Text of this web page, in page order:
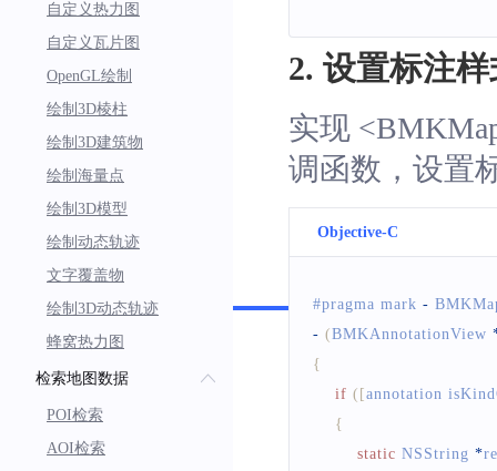
自定义热力图
自定义瓦片图
OpenGL绘制
绘制3D棱柱
绘制3D建筑物
绘制海量点
绘制3D模型
绘制动态轨迹
文字覆盖物
绘制3D动态轨迹
蜂窝热力图
检索地图数据
POI检索
AOI检索
2. 设置标注样
实现
调函数，设置
Objective-C
#pragma mark -
- (BMKAnnotationView
{
if ( [annotation
{
static NSString *